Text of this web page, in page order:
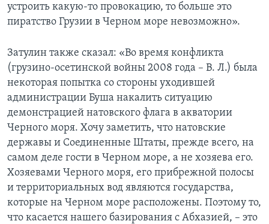
устроить какую-то провокацию, то больше это
пиратство Грузии в Черном море невозможно».
Затулин также сказал: «Во время конфликта
(грузино-осетинской войны 2008 года – В. Л.) была
некоторая попытка со стороны уходившей
администрации Буша накалить ситуацию
демонстрацией натовского флага в акватории
Черного моря. Хочу заметить, что натовские
державы и Соединенные Штаты, прежде всего, на
самом деле гости в Черном море, а не хозяева его.
Хозяевами Черного моря, его прибрежной полосы
и территориальных вод являются государства,
которые на Черном море расположены. Поэтому то,
что касается нашего базирования с Абхазией, – это